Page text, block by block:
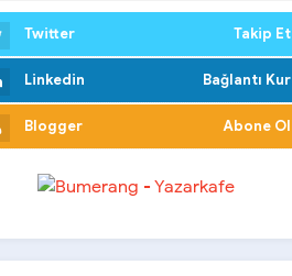
Twitter Takip Et
Linkedin Bağlantı Kur
Blogger Abone Ol